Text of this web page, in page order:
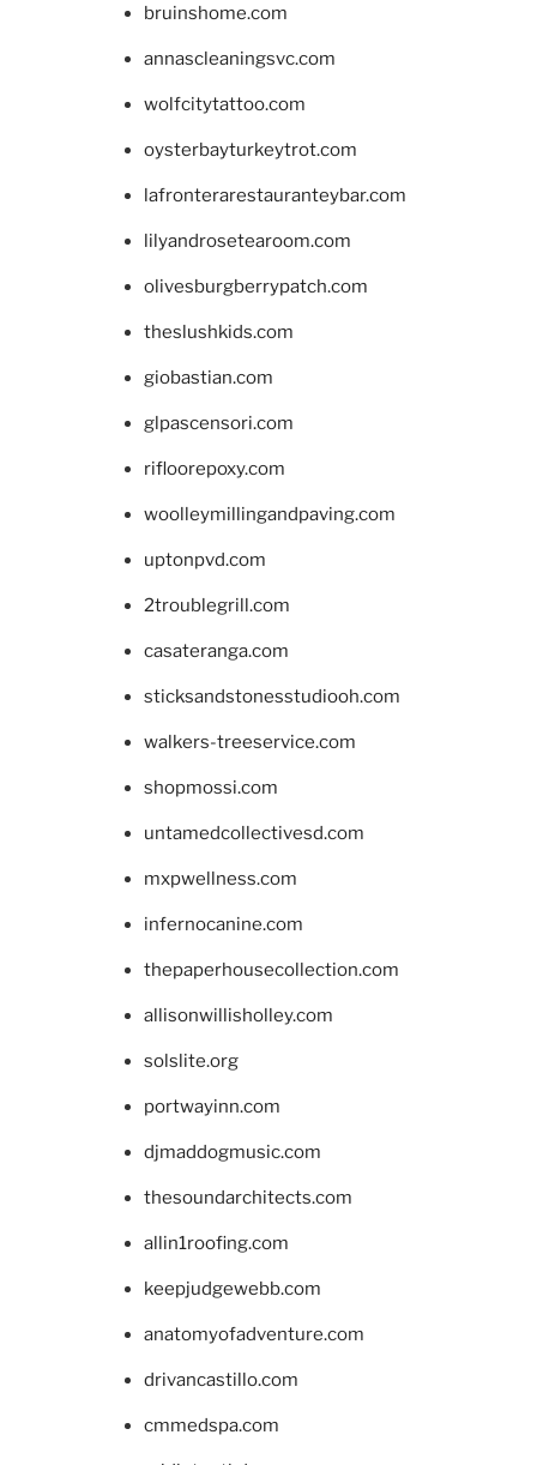
bruinshome.com
annascleaningsvc.com
wolfcitytattoo.com
oysterbayturkeytrot.com
lafronterarestauranteybar.com
lilyandrosetearoom.com
olivesburgberrypatch.com
theslushkids.com
giobastian.com
glpascensori.com
rifloorepoxy.com
woolleymillingandpaving.com
uptonpvd.com
2troublegrill.com
casateranga.com
sticksandstonesstudiooh.com
walkers-treeservice.com
shopmossi.com
untamedcollectivesd.com
mxpwellness.com
infernocanine.com
thepaperhousecollection.com
allisonwillisholley.com
solslite.org
portwayinn.com
djmaddogmusic.com
thesoundarchitects.com
allin1roofing.com
keepjudgewebb.com
anatomyofadventure.com
drivancastillo.com
cmmedspa.com